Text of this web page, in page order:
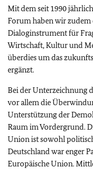
Mit dem seit 1990
Forum haben wir zudem
Dialoginstrument für
Wirtschaft, Kultur und
überdies um das
ergänzt.
Bei der Unterzeichnung
vor allem die
Unterstützung der
Raum im Vordergrund.
Union ist sowohl
Deutschland war enger
Europäische Union.